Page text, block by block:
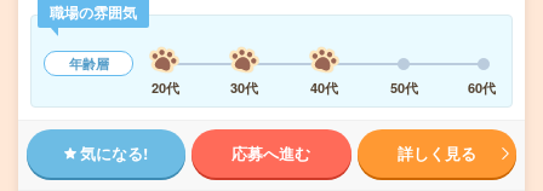
職場の雰囲気
年齢層
20代
30代 40代 50代 60代
気になる! 応募へ進む 詳しく見る